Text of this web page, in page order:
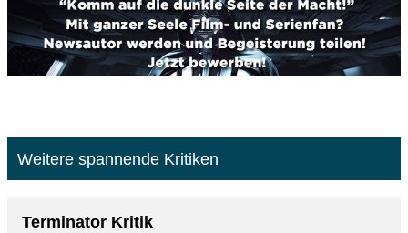
Weitere spannende Kritiken
Terminator Kritik